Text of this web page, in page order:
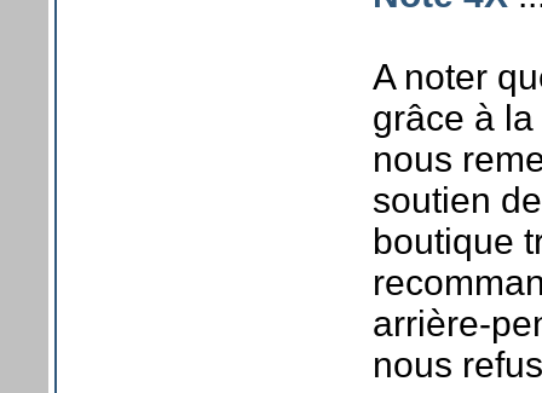
A noter
grâce à
nous
soutien
boutique
arrière-
nous